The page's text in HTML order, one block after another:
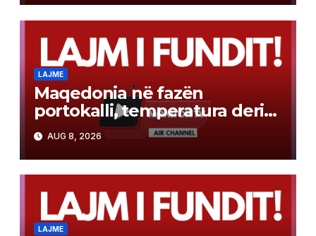
LAJME
Maqedonia në fazën
portokalli, temperatura deri
në 40°C, ISHP me
rekomandime për mbrojtje
shëndetësore
AUG 8, 2026
LAJME